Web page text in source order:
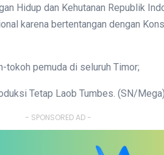
Hidup dan Kehutanan Republik
karena bertentangan dengan
tokoh pemuda di seluruh Timor;
Tetap Laob Tumbes. (SN/
- SPONSORED AD -